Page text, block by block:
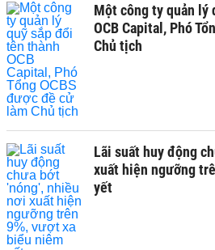
Một công ty quản lý
OCB Capital, Phó
Chủ tịch
Lãi suất huy động
xuất hiện ngưỡng
yết